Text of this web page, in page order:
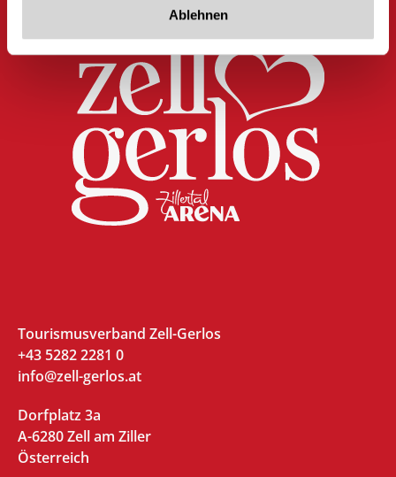
Ablehnen
Tourismusverband Zell-Gerlos
+43 5282 2281 0
info@zell-gerlos.at
Dorfplatz 3a
A-6280 Zell am Ziller
Österreich